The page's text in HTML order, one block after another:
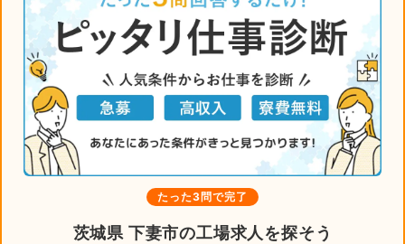
たった3問で完了
茨城県 下妻市の工場求人を探そう